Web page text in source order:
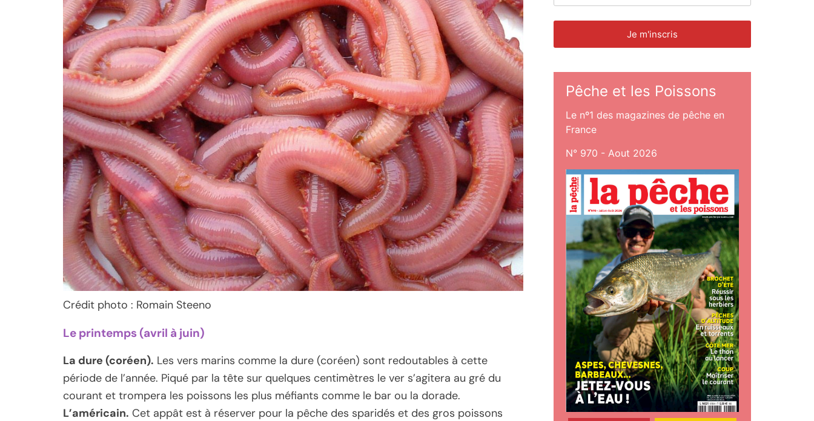
Crédit photo : Romain Steeno
Le printemps (avril à juin)
La dure (coréen). Les vers marins comme la dure (coréen) sont redoutables à cette
période de l’année. Piqué par la tête sur quelques centimètres le ver s’agitera au gré du
courant et trompera les poissons les plus méfiants comme le bar ou la dorade.
L’américain. Cet appât est à réserver pour la pêche des sparidés et des gros poissons
Pêche et les Poissons
Le nº1 des magazines de pêche en
France
N° 970 - Aout 2026